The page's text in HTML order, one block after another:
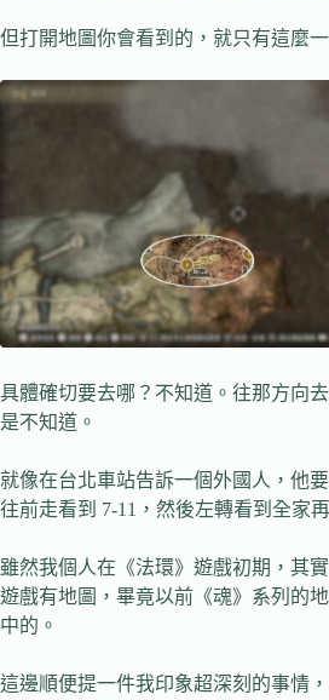
但打開地圖你會看到的，就只有這麼
具體確切要去哪？不知道。往那方向
是不知道。
就像在台北車站告訴一個外國人，他
往前走看到 7-11，然後左轉看到全家
雖然我個人在《法環》遊戲初期，其
遊戲有地圖，畢竟以前《魂》系列的
中的。
這邊順便提一件我印象超深刻的事情